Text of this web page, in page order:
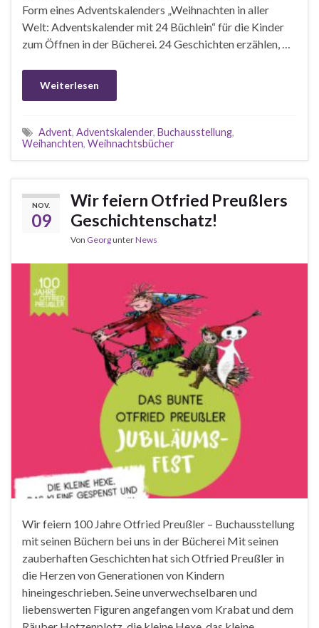
Form eines Adventskalenders „Weihnachten in aller
Welt: Adventskalender mit 24 Büchlein“ für die Kinder
zum Öffnen in der Bücherei. 24 Geschichten erzählen, …
Weiterlesen
Advent, Adventskalender, Buchausstellung,
Weihanchten, Weihnachtsbücher
NOV.
09
Wir feiern Otfried Preußlers
Geschichtenschatz!
Von GeorgunterNews
Wir feiern 100 Jahre Otfried Preußler – Buchausstellung
mit seinen Büchern bei uns in der Bücherei Mit seinen
zauberhaften Geschichten hat sich Otfried Preußler in
die Herzen von Generationen von Kindern
hineingeschrieben. Seine unverwechselbaren und
liebenswerten Figuren angefangen vom Krabat und dem